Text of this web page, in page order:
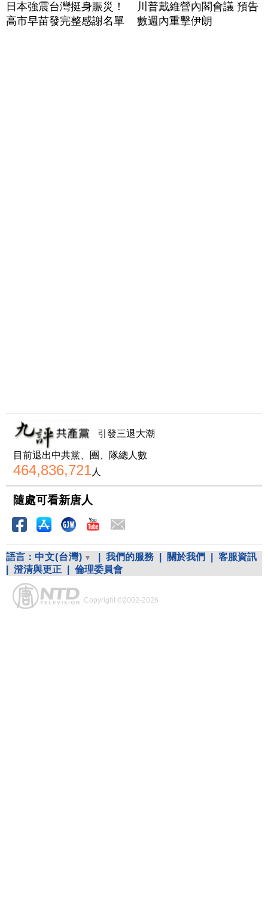
日本強震台灣挺身賑災！
高市早苗發完整感謝名單
川普戴維營內閣會議 預告
數週內重擊伊朗
引發三退大潮
目前退出中共黨、團、隊總人數
464,836,721人
隨處可看新唐人
語言： 中文(台灣) 我們的服務 關於我們
客服資訊
澄清與更正 倫理委員會
Copyright ©2002-2026